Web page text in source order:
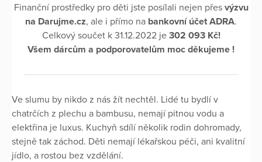
Finanční prostředky pro děti jste posílali nejen přes výzvu
na Darujme.cz, ale i přímo na bankovní účet ADRA.
Celkový součet k 31.12.2022 je 302 093 Kč!
Všem dárcům a podporovatelům moc děkujeme !
Ve slumu by nikdo z nás žít nechtěl. Lidé tu bydlí v
chatrčích z plechu a bambusu, nemají pitnou vodu a
elektřina je luxus. Kuchyň sdílí několik rodin dohromady,
stejně tak záchod. Děti nemají lékařskou péči, ani kvalitní
jídlo, a rostou bez vzdělání.